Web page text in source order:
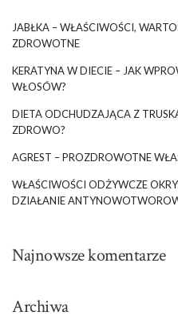
JABŁKA – WŁAŚCIWOŚCI,
ZDROWOTNE
KERATYNA W DIECIE – JAK
WŁOSÓW?
DIETA ODCHUDZAJĄCA Z
ZDROWO?
AGREST – PROZDROWOTNE
WŁAŚCIWOŚCI ODŻYWCZE
DZIAŁANIE
Najnowsze komentarze
Archiwa